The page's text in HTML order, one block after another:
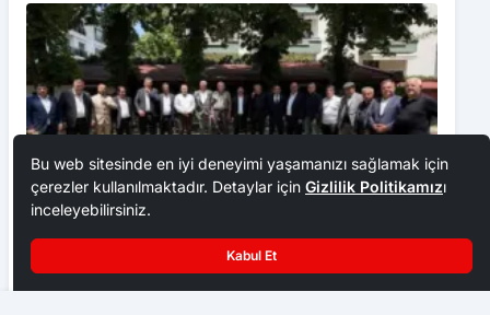
Ankara Ziraat Odaları; hububat alım fiyatları çiftçimizi
üzdü
Bu web sitesinde en iyi deneyimi yaşamanızı sağlamak için
çerezler kullanılmaktadır. Detaylar için Gizlilik Politikamızı
inceleyebilirsiniz.
Kabul Et